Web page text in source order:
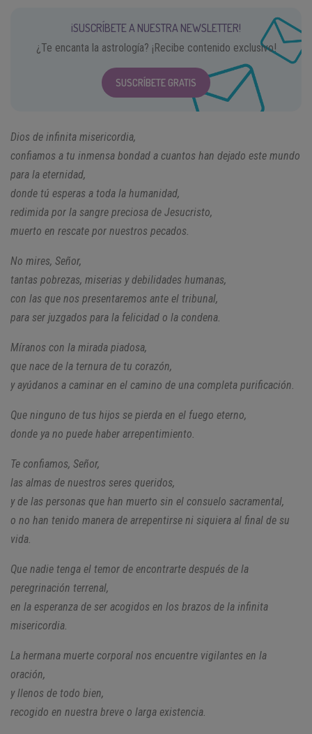
¡SUSCRÍBETE A NUESTRA NEWSLETTER!
¿Te encanta la astrología? ¡Recibe contenido exclusivo!
SUSCRÍBETE GRATIS
Dios de infinita misericordia,
confiamos a tu inmensa bondad a cuantos han dejado este mundo
para la eternidad,
donde tú esperas a toda la humanidad,
redimida por la sangre preciosa de Jesucristo,
muerto en rescate por nuestros pecados.
No mires, Señor,
tantas pobrezas, miserias y debilidades humanas,
con las que nos presentaremos ante el tribunal,
para ser juzgados para la felicidad o la condena.
Míranos con la mirada piadosa,
que nace de la ternura de tu corazón,
y ayúdanos a caminar en el camino de una completa purificación.
Que ninguno de tus hijos se pierda en el fuego eterno,
donde ya no puede haber arrepentimiento.
Te confiamos, Señor,
las almas de nuestros seres queridos,
y de las personas que han muerto sin el consuelo sacramental,
o no han tenido manera de arrepentirse ni siquiera al final de su
vida.
Que nadie tenga el temor de encontrarte después de la
peregrinación terrenal,
en la esperanza de ser acogidos en los brazos de la infinita
misericordia.
La hermana muerte corporal nos encuentre vigilantes en la
oración,
y llenos de todo bien,
recogido en nuestra breve o larga existencia.